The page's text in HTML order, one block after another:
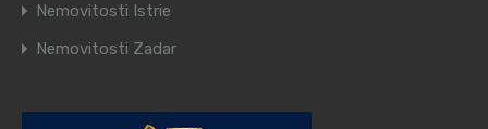
Nemovitosti Istrie
Nemovitosti Zadar